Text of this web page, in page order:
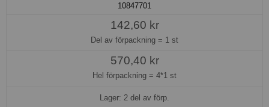
10847701
142,60 kr
Del av förpackning = 1 st
570,40 kr
Hel förpackning = 4*1 st
Lager: 2 del av förp.